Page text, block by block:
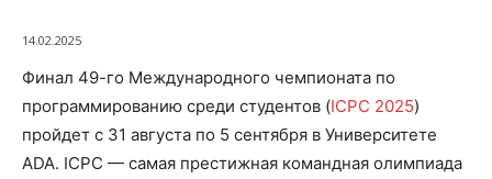
14.02.2025
Финал 49-го Международного чемпионата по
программированию среди студентов (ICPC 2025)
пройдет с 31 августа по 5 сентября в Университете
ADA. ICPC — самая престижная командная олимпиада